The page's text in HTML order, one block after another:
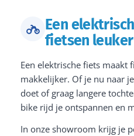
Een
fietsen leuker
Een elektrische fiets maakt
makkelijker. Of je nu naar
doet of graag langere
bike rijd je ontspannen en
In onze showroom krijg je